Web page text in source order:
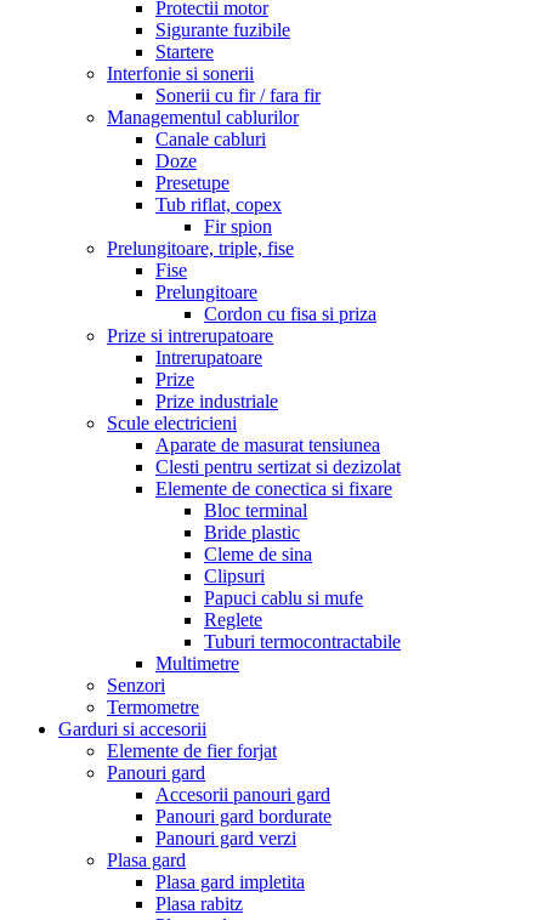
Protectii motor
Sigurante fuzibile
Startere
Interfonie si sonerii
Sonerii cu fir / fara fir
Managementul cablurilor
Canale cabluri
Doze
Presetupe
Tub riflat, copex
Fir spion
Prelungitoare, triple, fise
Fise
Prelungitoare
Cordon cu fisa si priza
Prize si intrerupatoare
Intrerupatoare
Prize
Prize industriale
Scule electricieni
Aparate de masurat tensiunea
Clesti pentru sertizat si dezizolat
Elemente de conectica si fixare
Bloc terminal
Bride plastic
Cleme de sina
Clipsuri
Papuci cablu si mufe
Reglete
Tuburi termocontractabile
Multimetre
Senzori
Termometre
Garduri si accesorii
Elemente de fier forjat
Panouri gard
Accesorii panouri gard
Panouri gard bordurate
Panouri gard verzi
Plasa gard
Plasa gard impletita
Plasa rabitz